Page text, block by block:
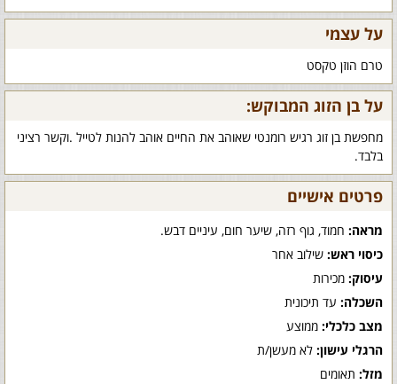
על עצמי
טרם הוזן טקסט
על בן הזוג המבוקש:
מחפשת בן זוג רגיש רומנטי שאוהב את החיים אוהב להנות לטייל .וקשר רציני
בלבד.
פרטים אישיים
מראה: חמוד, גוף רזה, שיער חום, עיניים דבש.
כיסוי ראש: שילוב אחר
עיסוק: מכירות
השכלה: עד תיכונית
מצב כלכלי: ממוצע
הרגלי עישון: לא מעשן/ת
מזל: תאומים